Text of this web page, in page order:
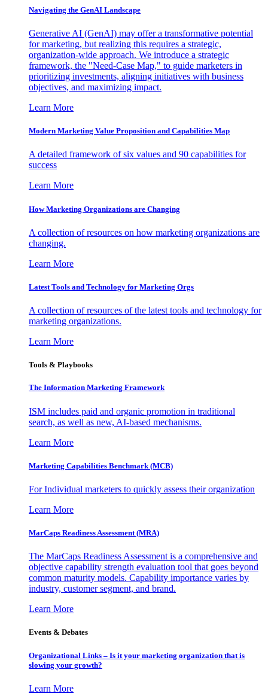
Navigating the GenAI Landscape
Generative AI (GenAI) may offer a transformative potential
for marketing, but realizing this requires a strategic,
organization-wide approach. We introduce a strategic
framework, the "Need-Case Map," to guide marketers in
prioritizing investments, aligning initiatives with business
objectives, and maximizing impact.
Learn More
Modern Marketing Value Proposition and Capabilities Map
A detailed framework of six values and 90 capabilities for
success
Learn More
How Marketing Organizations are Changing
A collection of resources on how marketing organizations are
changing.
Learn More
Latest Tools and Technology for Marketing Orgs
A collection of resources of the latest tools and technology for
marketing organizations.
Learn More
Tools & Playbooks
The Information Marketing Framework
ISM includes paid and organic promotion in traditional
search, as well as new, AI-based mechanisms.
Learn More
Marketing Capabilities Benchmark (MCB)
For Individual marketers to quickly assess their organization
Learn More
MarCaps Readiness Assessment (MRA)
The MarCaps Readiness Assessment is a comprehensive and
objective capability strength evaluation tool that goes beyond
common maturity models. Capability importance varies by
industry, customer segment, and brand.
Learn More
Events & Debates
Organizational Links – Is it your marketing organization that is
slowing your growth?
Learn More